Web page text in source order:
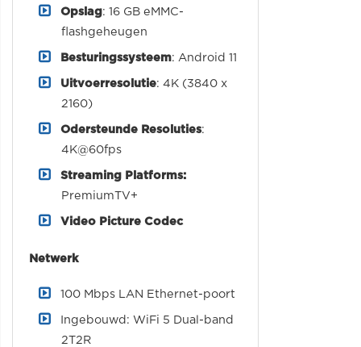
Opslag: 16 GB eMMC-
flashgeheugen
Besturingssysteem: Android 11
Uitvoerresolutie: 4K (3840 x
2160)
Odersteunde Resoluties:
4K@60fps
Streaming Platforms:
PremiumTV+
Video Picture Codec
Netwerk
100 Mbps LAN Ethernet-poort
Ingebouwd: WiFi 5 Dual-band
2T2R